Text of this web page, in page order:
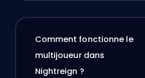
Comment fonctionne le
multijoueur dans
Nightreign ?